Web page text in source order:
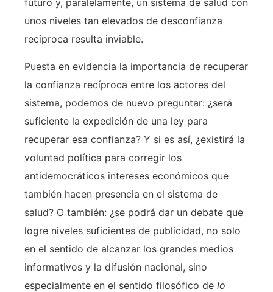
futuro y, paralelamente, un sistema de salud con
unos niveles tan elevados de desconfianza
recíproca resulta inviable.
Puesta en evidencia la importancia de recuperar
la confianza recíproca entre los actores del
sistema, podemos de nuevo preguntar: ¿será
suficiente la expedición de una ley para
recuperar esa confianza? Y si es así, ¿existirá la
voluntad política para corregir los
antidemocráticos intereses económicos que
también hacen presencia en el sistema de
salud? O también: ¿se podrá dar un debate que
logre niveles suficientes de publicidad, no solo
en el sentido de alcanzar los grandes medios
informativos y la difusión nacional, sino
especialmente en el sentido filosófico de lo